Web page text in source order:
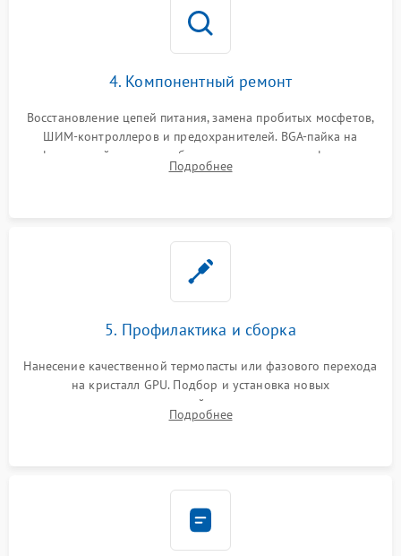
4. Компонентный ремонт
Восстановление цепей питания, замена пробитых мосфетов,
ШИМ-контроллеров и предохранителей. BGA-пайка на
инфракрасной станции реболлинг или замена графического
чипа и дефектной памяти GDDR. Прошивка BIOS
Подробнее
5. Профилактика и сборка
Нанесение качественной термопасты или фазового перехода
на кристалл GPU. Подбор и установка новых
термопрокладок правильной толщины на память и цепи
питания. Монтаж радиатора и бэкплейта, подключение и
Подробнее